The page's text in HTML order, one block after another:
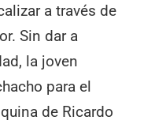
a través de
Sin dar a
la joven
para el
de Ricardo